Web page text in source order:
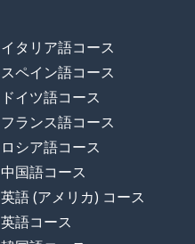
イタリア語コース
スペイン語コース
ドイツ語コース
フランス語コース
ロシア語コース
中国語コース
英語 (アメリカ) コース
英語コース